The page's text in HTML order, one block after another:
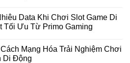
Data Khi Chơi Slot Game Di
Tối Ưu Từ Primo Gaming
Mạng Hóa Trải Nghiệm Chơi
Di Động